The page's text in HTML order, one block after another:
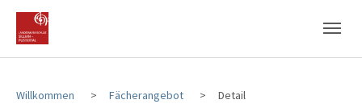
Zum Hauptinhalt
Zum Fußbereich
Willkommen Fächerangebot Detail